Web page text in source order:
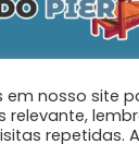
Santos Nº
– Barra
em nosso site
relevante,
repetidas.